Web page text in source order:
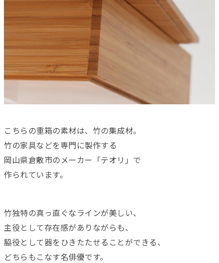
こちらの重箱の素材は、竹の集成材。
竹の家具などを専門に製作する
岡山県倉敷市のメーカー「テオリ」で
作られています。
竹独特の真っ直ぐなラインが美しい、
主役として存在感がありながらも、
脇役として器をひきたたせることができる、
どちらもこなす名俳優です。